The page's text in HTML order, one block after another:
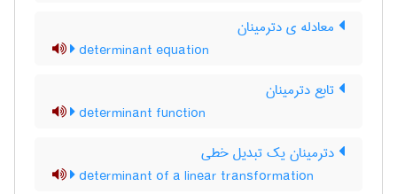
معادله ی دترمینان
determinant equation
تابع دترمینان
determinant function
دترمینان یک تبدیل خطی
determinant of a linear transformation